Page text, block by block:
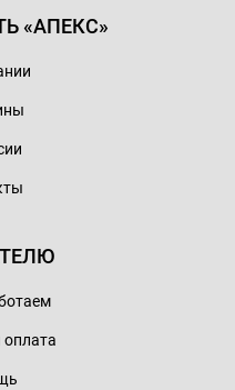
«АПЕКС»
оплата